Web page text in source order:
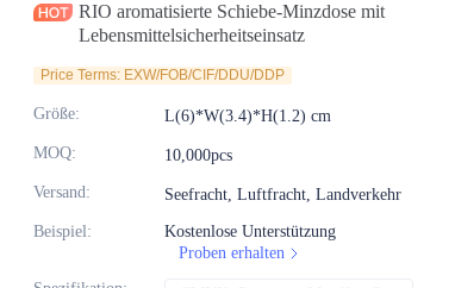
RIO aromatisierte Schiebe-Minzdose mit
Lebensmittelsicherheitseinsatz
Price Terms: EXW/FOB/CIF/DDU/DDP
Größe: L(6)*W(3.4)*H(1.2) cm
MOQ: 10,000pcs
Versand: Seefracht, Luftfracht, Landverkehr
Beispiel:
Kostenlose Unterstützung
Proben erhalten